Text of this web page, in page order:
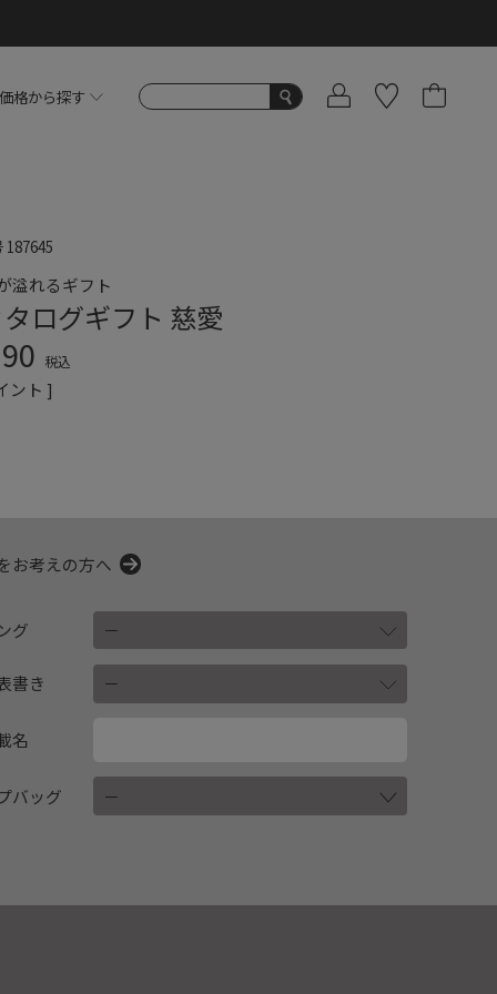
価格から探す
187645
溢れるギフト
ログギフト 慈愛
税込
ント ]
お考えの方へ
グ
書き
名
バッグ